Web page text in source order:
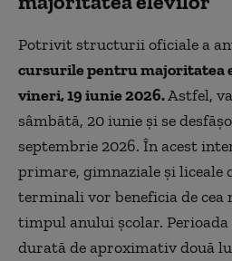
Potrivit structurii oficiale a
cursurile pentru majoritatea
vineri, 19 iunie 2026.Astfel,
sâmbătă, 20 iunie și se
septembrie 2026. În acest
primare, gimnaziale și liceale
terminali vor beneficia de cea
timpul anului școlar. Perioada
durată de aproximativ două